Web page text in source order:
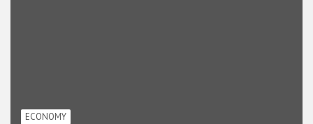
ECONOMY